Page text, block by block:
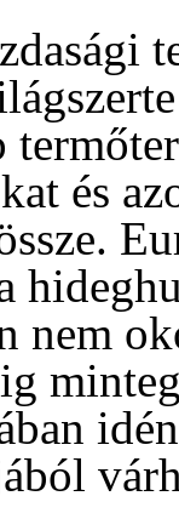
és
nem